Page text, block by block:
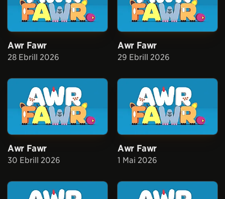
Awr Fawr
28 Ebrill 2026
Awr Fawr
29 Ebrill 2026
Awr Fawr
30 Ebrill 2026
Awr Fawr
1 Mai 2026